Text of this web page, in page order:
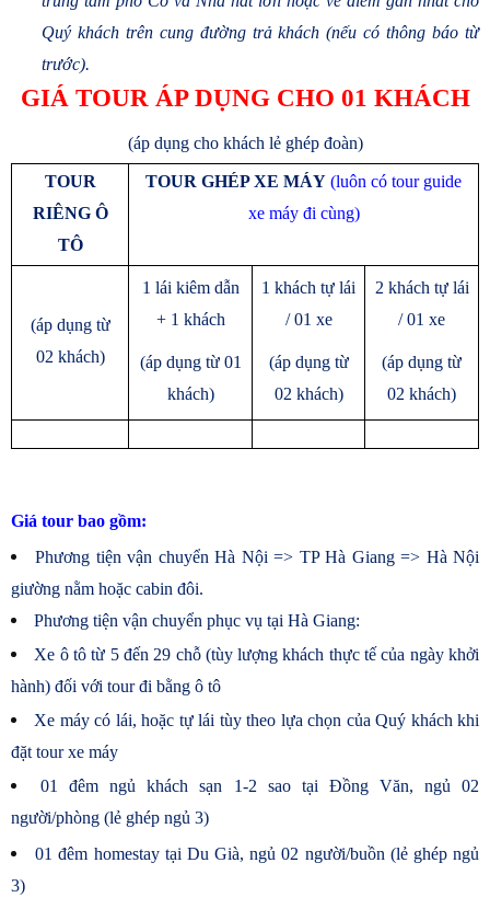
Quý khách trên cung đường trả khách (nếu có thông báo từ
trước).
GIÁ TOUR ÁP DỤNG CHO 01 KHÁCH
(áp dụng cho khách lẻ ghép đoàn)
TOUR
RIÊNG Ô
TÔ
TOUR GHÉP XE MÁY (luôn có tour guide
xe máy đi cùng)
(áp dụng từ
02 khách)
1 lái kiêm dẫn
+ 1 khách
(áp dụng từ 01
khách)
1 khách tự lái
/ 01 xe
(áp dụng từ
02 khách)
2 khách tự lái
/ 01 xe
(áp dụng từ
02 khách)
Giá tour bao gồm:
Phương tiện vận chuyển Hà Nội => TP Hà Giang => Hà Nội
giường nằm hoặc cabin đôi.
Phương tiện vận chuyển phục vụ tại Hà Giang:
Xe ô tô từ 5 đến 29 chỗ (tùy lượng khách thực tế của ngày khởi
hành) đối với tour đi bằng ô tô
Xe máy có lái, hoặc tự lái tùy theo lựa chọn của Quý khách khi
đặt tour xe máy
01 đêm ngủ khách sạn 1-2 sao tại Đồng Văn, ngủ 02
người/phòng (lẻ ghép ngủ 3)
01 đêm homestay tại Du Già, ngủ 02 người/buồn (lẻ ghép ngủ
3)